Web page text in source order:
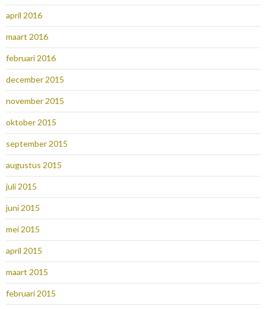
april 2016
maart 2016
februari 2016
december 2015
november 2015
oktober 2015
september 2015
augustus 2015
juli 2015
juni 2015
mei 2015
april 2015
maart 2015
februari 2015